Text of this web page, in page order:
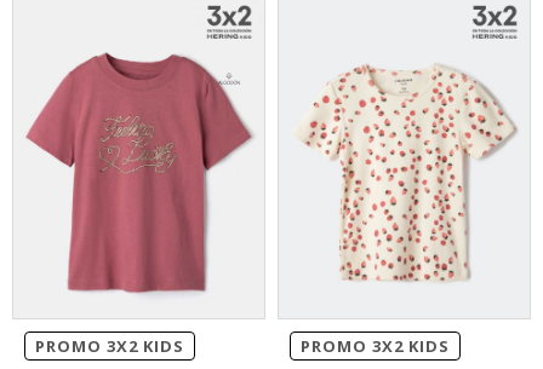
PROMO 3X2 KIDS PROMO 3X2 KIDS